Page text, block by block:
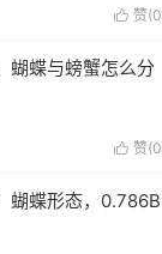
 赞(0
蝴蝶与螃蟹怎么分
 赞(0
蝴蝶形态，0.786B